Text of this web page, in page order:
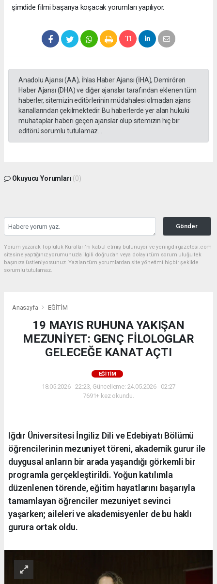
şimdide filmi başarıya koşacak yorumları yapılıyor.
Anadolu Ajansı (AA), İhlas Haber Ajansı (İHA), Demirören
Haber Ajansı (DHA) ve diğer ajanslar tarafından eklenen tüm
haberler, sitemizin editörlerinin müdahalesi olmadan ajans
kanallarından çekilmektedir. Bu haberlerde yer alan hukuki
muhataplar haberi geçen ajanslar olup sitemizin hiç bir
editörü sorumlu tutulamaz...
Okuyucu Yorumları (0)
Gönder
Yorum yazarak Topluluk Kuralları’nı kabul etmiş bulunuyor ve yeniigdirgazetesi.com
sitesine yaptığınız yorumunuzla ilgili doğrudan veya dolaylı tüm sorumluluğu tek
başınıza üstleniyorsunuz. Yazılan tüm yorumlardan site yönetimi hiçbir şekilde
sorumlu tutulamaz.
Anasayfa EĞİTİM
19 MAYIS RUHUNA YAKIŞAN
MEZUNİYET: GENÇ FİLOLOGLAR
GELECEĞE KANAT AÇTI
EĞİTİM
18.05.2026 - 22:23, Güncelleme: 24.05.2026 - 02:27
7691+ kez okundu.
Iğdır Üniversitesi İngiliz Dili ve Edebiyatı Bölümü
öğrencilerinin mezuniyet töreni, akademik gurur ile
duygusal anların bir arada yaşandığı görkemli bir
programla gerçekleştirildi. Yoğun katılımla
düzenlenen törende, eğitim hayatlarını başarıyla
tamamlayan öğrenciler mezuniyet sevinci
yaşarken; aileleri ve akademisyenler de bu haklı
gurura ortak oldu.